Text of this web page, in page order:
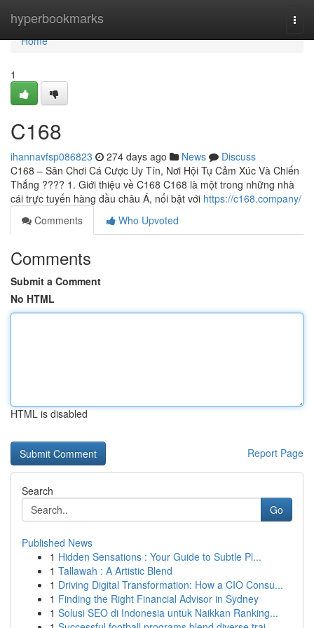
hyperbookmarks
Home
Home
1
C168
ihannavfsp086823 274 days ago News
Discuss
C168 – Sân Chơi Cá Cược Uy Tín, Nơi Hội Tụ Cảm Xúc Và Chiến
Thắng ???? 1. Giới thiệu về C168 C168 là một trong những nhà
cái trực tuyến hàng đầu châu Á, nổi bật với https://c168.company/
Comments
Who Upvoted
Comments
Submit a Comment
No HTML
HTML is disabled
Report Page
Search
Go
Published News
1 Hidden Sensations : Your Guide to Subtle Pl...
1 Tallawah : A Artistic Blend
1 Driving Digital Transformation: How a CIO Consu...
1 Finding the Right Financial Advisor in Sydney
1 Solusi SEO di Indonesia untuk Naikkan Ranking...